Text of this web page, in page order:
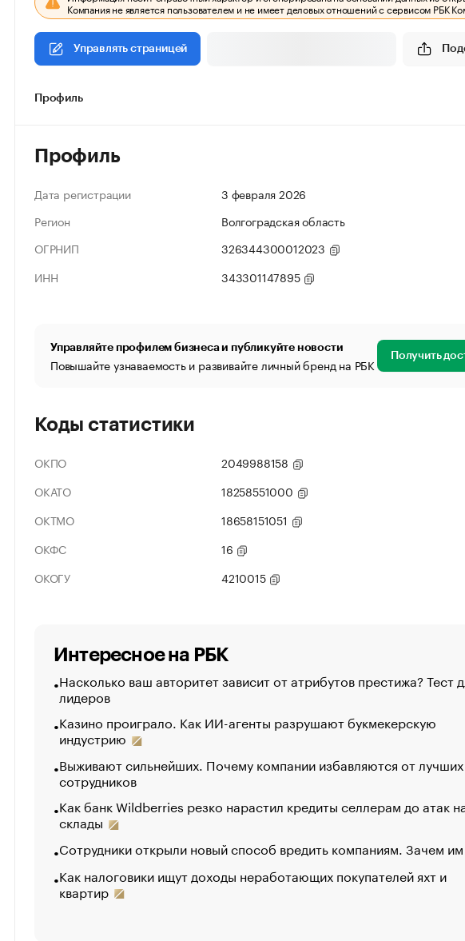
Компания не является пользователем и не имеет деловых отношений с сервисом РБК
Управлять страницей
Профиль
Профиль
Дата регистрации
3 февраля 2026
Регион
Волгоградская область
ОГРНИП
326344300012023
ИНН
343301147895
Управляйте профилем бизнеса и публикуйте новости
Повышайте узнаваемость и развивайте личный бренд на РБК Получить
Коды статистики
ОКПО
2049988158
ОКАТО
18258551000
ОКТМО
18658151051
ОКФС
16
ОКОГУ
4210015
Интересное на РБК
Насколько ваш авторитет зависит от атрибутов престижа? Тест
лидеров
Казино проиграло. Как ИИ-агенты разрушают букмекерскую
индустрию
Выживают сильнейших. Почему компании избавляются от лучших
сотрудников
Как банк Wildberries резко нарастил кредиты селлерам до атак
склады
Сотрудники открыли новый способ вредить компаниям. Зачем
Как налоговики ищут доходы неработающих покупателей яхт и
квартир